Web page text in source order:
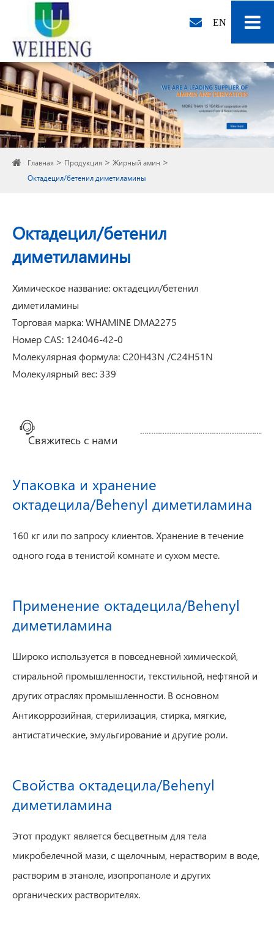
EN
Главная Продукция
Жирный амин
Октадецил/бетенил диметиламины
Октадецил/бетенил
диметиламины
Химическое название: октадецил/бетенил
диметиламины
Торговая марка: WHAMINE DMA2275
Номер CAS: 124046-42-0
Молекулярная формула: C20H43N /C24H51N
Молекулярный вес: 339
Свяжитесь с нами
Упаковка и хранение
октадецила/Behenyl диметиламина
160 кг или по запросу клиентов. Хранение в течение
одного года в тенистой комнате и сухом месте.
Применение октадецила/Behenyl
диметиламина
Широко используется в повседневной химической,
стиральной промышленности, текстильной, нефтяной и
других отраслях промышленности. В основном
Антикоррозийная, стерилизация, стирка, мягкие,
антистатические, эмульгирование и другие роли.
Свойства октадецила/Behenyl
диметиламина
Этот продукт является бесцветным для тела
микробелечной мази, с щелочным, нерастворим в воде,
растворим в этаноле, изопропаноле и других
органических растворителях.